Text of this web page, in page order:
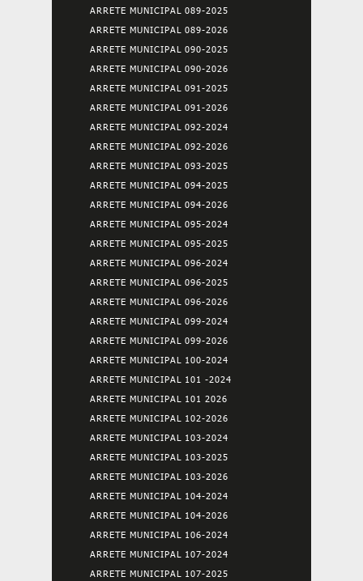
ARRETE MUNICIPAL 089-2025
ARRETE MUNICIPAL 089-2026
ARRETE MUNICIPAL 090-2025
ARRETE MUNICIPAL 090-2026
ARRETE MUNICIPAL 091-2025
ARRETE MUNICIPAL 091-2026
ARRETE MUNICIPAL 092-2024
ARRETE MUNICIPAL 092-2026
ARRETE MUNICIPAL 093-2025
ARRETE MUNICIPAL 094-2025
ARRETE MUNICIPAL 094-2026
ARRETE MUNICIPAL 095-2024
ARRETE MUNICIPAL 095-2025
ARRETE MUNICIPAL 096-2024
ARRETE MUNICIPAL 096-2025
ARRETE MUNICIPAL 096-2026
ARRETE MUNICIPAL 099-2024
ARRETE MUNICIPAL 099-2026
ARRETE MUNICIPAL 100-2024
ARRETE MUNICIPAL 101 -2024
ARRETE MUNICIPAL 101 2026
ARRETE MUNICIPAL 102-2026
ARRETE MUNICIPAL 103-2024
ARRETE MUNICIPAL 103-2025
ARRETE MUNICIPAL 103-2026
ARRETE MUNICIPAL 104-2024
ARRETE MUNICIPAL 104-2026
ARRETE MUNICIPAL 106-2024
ARRETE MUNICIPAL 107-2024
ARRETE MUNICIPAL 107-2025